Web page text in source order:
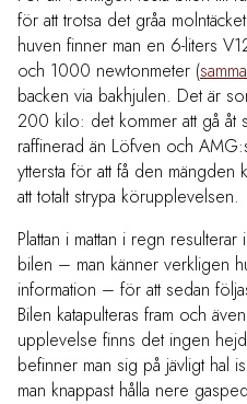
för att trotsa det gråa
huven finner man en 6-liters
och 1000 newtonmeter (
backen via bakhjulen. Det är
200 kilo: det kommer att gå åt
raffinerad än Löfven och
yttersta för att få den mängden
att totalt strypa körupplevelsen.
Plattan i mattan i regn
bilen – man känner verkligen
information – för att sedan
Bilen katapulteras fram och
upplevelse finns det ingen
befinner man sig på jävligt hal
man knappast hålla nere